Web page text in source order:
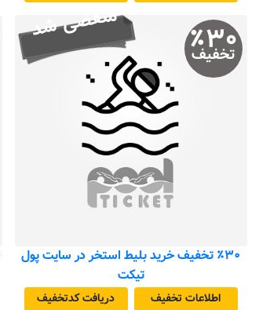
منقضی شد ۳۰٪
تخفیف
٪۳۰ تخفیف خرید بلیط استخر در سایت پول
تیکت
اطلاعات تخفیف دریافت کد‌تخفیف